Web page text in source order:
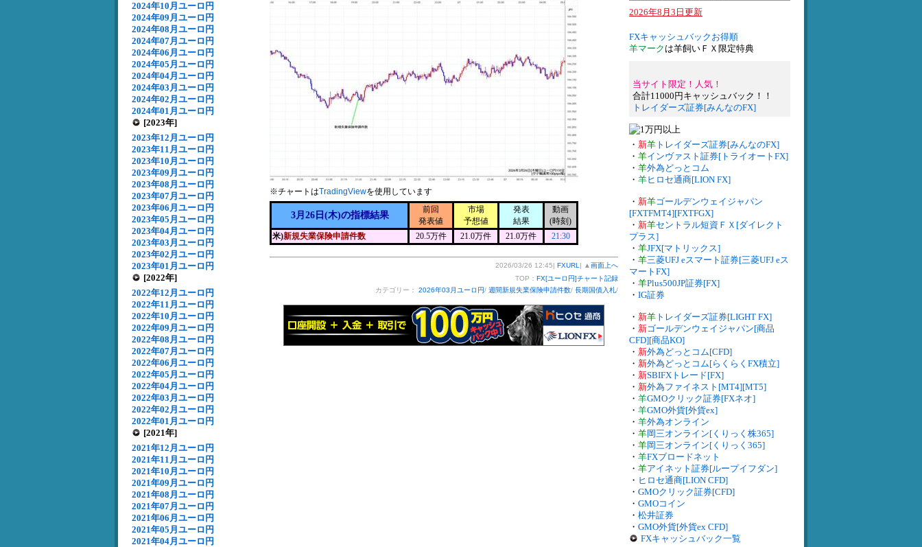
2024年10月ユーロ円
2024年09月ユーロ円
2024年08月ユーロ円
2024年07月ユーロ円
2024年06月ユーロ円
2024年05月ユーロ円
2024年04月ユーロ円
2024年03月ユーロ円
2024年02月ユーロ円
2024年01月ユーロ円
[2023年]
2023年12月ユーロ円
2023年11月ユーロ円
2023年10月ユーロ円
2023年09月ユーロ円
2023年08月ユーロ円
2023年07月ユーロ円
2023年06月ユーロ円
2023年05月ユーロ円
2023年04月ユーロ円
2023年03月ユーロ円
2023年02月ユーロ円
2023年01月ユーロ円
[2022年]
2022年12月ユーロ円
2022年11月ユーロ円
2022年10月ユーロ円
2022年09月ユーロ円
2022年08月ユーロ円
2022年07月ユーロ円
2022年06月ユーロ円
2022年05月ユーロ円
2022年04月ユーロ円
2022年03月ユーロ円
2022年02月ユーロ円
2022年01月ユーロ円
[2021年]
2021年12月ユーロ円
2021年11月ユーロ円
2021年10月ユーロ円
2021年09月ユーロ円
2021年08月ユーロ円
2021年07月ユーロ円
2021年06月ユーロ円
2021年05月ユーロ円
2021年04月ユーロ円
※チャートはTradingViewを使用しています
3月26日(木)の指標結果
前回
発表値
市場
予想値
発表
結果
動画
(時刻)
米)新規失業保険申請件数 20.5万件 21.0万件 21.0万件 21:30
2026/03/26 12:45| FXURL | ▲ 画面上へ
TOP： FX[ユーロ円]チャート記録
カテゴリー： 2026年03月ユーロ円/ 週間新規失業保険申請件数/ 長期国債入札/
2026年8月3日更新
FXキャッシュバックお得順
羊マーク は羊飼いＦＸ限定特典
当サイト限定！人気！
合計11000円キャッシュバック！！
トレイダーズ証券[みんなのFX]
・ 新羊 トレイダーズ証券[みんなのFX]
・ 羊インヴァスト証券[トライオートFX]
・ 羊外為どっとコム
・ 羊ヒロセ通商[LION FX]
・ 新羊ゴールデンウェイジャパン
[FXTFMT4][FXTFGX]
・ 新羊セントラル短資ＦＸ[ダイレクト
プラス]
・ 羊JFX[マトリックス]
・ 羊三菱UFJ eスマート証券[三菱UFJ eス
マートFX]
・ 羊Plus500JP証券[FX]
・ IG証券
・ 新羊 トレイダーズ証券[LIGHT FX]
・ 新ゴールデンウェイジャパン[商品
CFD][商品KO]
・ 新外為どっとコム[CFD]
・ 新外為どっとコム[らくらくFX積立]
・ 新SBIFXトレード[FX]
・ 新外為ファイネスト[MT4][MT5]
・ 羊GMOクリック証券[FXネオ]
・ 羊GMO外貨[外貨ex]
・ 羊外為オンライン
・ 羊岡三オンライン[くりっく株365]
・ 羊岡三オンライン[くりっく365]
・ 羊FXブロードネット
・ 羊アイネット証券[ループイフダン]
・ ヒロセ通商[LION CFD]
・ GMOクリック証券[CFD]
・ GMOコイン
・ 松井証券
・ GMO外貨[外貨ex CFD]
FXキャッシュバック一覧